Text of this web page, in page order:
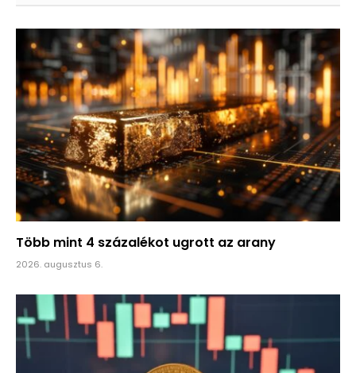
Több mint 4 százalékot ugrott az arany
2026. augusztus 6.